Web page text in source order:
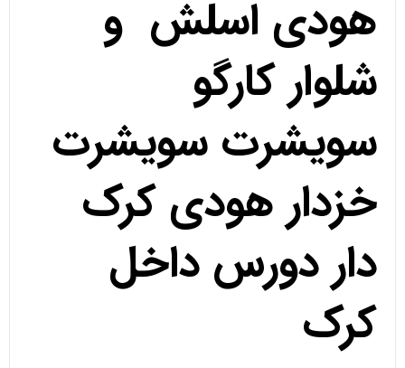
هودی اسلش و
شلوار کارگو
سویشرت سویشرت
خزدار هودی کرک
دار دورس داخل
کرک